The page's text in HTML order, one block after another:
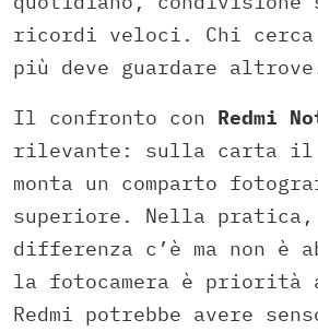
ricordi veloci. Chi cerca
più deve guardare
Il confronto con Redmi
rilevante: sulla carta il
monta un comparto
superiore. Nella
differenza c’è ma non è
la fotocamera è
Redmi potrebbe avere